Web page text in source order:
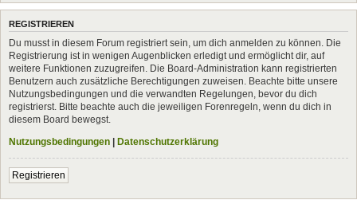
REGISTRIEREN
Du musst in diesem Forum registriert sein, um dich anmelden zu können. Die
Registrierung ist in wenigen Augenblicken erledigt und ermöglicht dir, auf
weitere Funktionen zuzugreifen. Die Board-Administration kann registrierten
Benutzern auch zusätzliche Berechtigungen zuweisen. Beachte bitte unsere
Nutzungsbedingungen und die verwandten Regelungen, bevor du dich
registrierst. Bitte beachte auch die jeweiligen Forenregeln, wenn du dich in
diesem Board bewegst.
Nutzungsbedingungen | Datenschutzerklärung
Registrieren